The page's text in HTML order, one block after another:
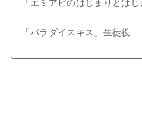
「エミアビのはじまりとは
「パラダイスキス」生徒役